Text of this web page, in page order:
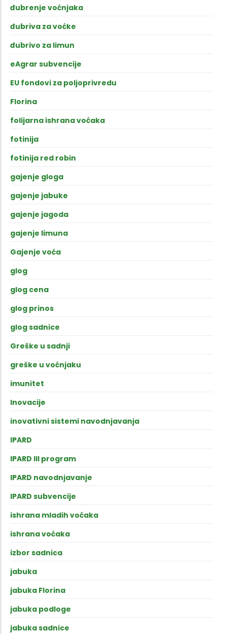
đubrenje voćnjaka
đubriva za voćke
đubrivo za limun
eAgrar subvencije
EU fondovi za poljoprivredu
Florina
folijarna ishrana voćaka
fotinija
fotinija red robin
gajenje gloga
gajenje jabuke
gajenje jagoda
gajenje limuna
Gajenje voća
glog
glog cena
glog prinos
glog sadnice
Greške u sadnji
greške u voćnjaku
imunitet
Inovacije
inovativni sistemi navodnjavanja
IPARD
IPARD III program
IPARD navodnjavanje
IPARD subvencije
ishrana mladih voćaka
ishrana voćaka
izbor sadnica
jabuka
jabuka Florina
jabuka podloge
jabuka sadnice